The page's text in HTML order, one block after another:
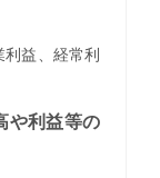
益、経常利
や利益等の